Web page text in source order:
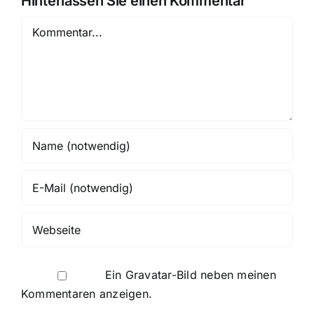
Kommentar
Ein Gravatar-Bild neben meinen
Kommentaren anzeigen.